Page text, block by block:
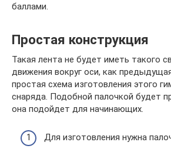
баллами.
Простая конструкция
Такая лента не будет иметь такого
движения вокруг оси, как
простая схема изготовления этого
снаряда. Подобной палочкой будет
она подойдет для начинающих.
Для изготовления нужна